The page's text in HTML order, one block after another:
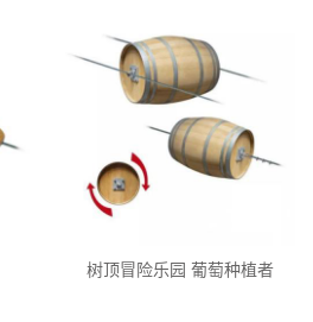
树顶冒险乐园 葡萄种植者